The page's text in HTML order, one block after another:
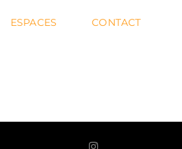
ESPACES CONTACT